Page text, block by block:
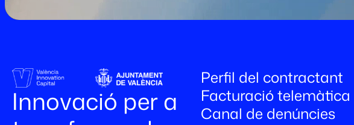
Innovació per a
Perfil del contractant
Facturació telemàtica
Canal de denúncies